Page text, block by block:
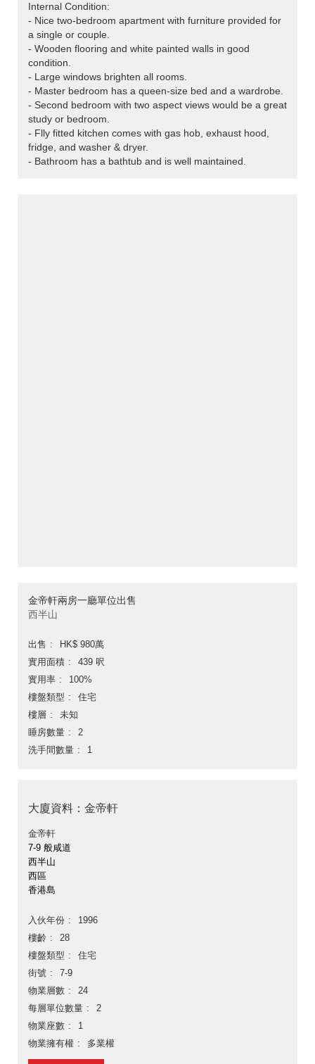
Internal Condition:
- Nice two-bedroom apartment with furniture provided for
a single or couple.
- Wooden flooring and white painted walls in good
condition.
- Large windows brighten all rooms.
- Master bedroom has a queen-size bed and a wardrobe.
- Second bedroom with two aspect views would be a great
study or bedroom.
- Flly fitted kitchen comes with gas hob, exhaust hood,
fridge, and washer & dryer.
- Bathroom has a bathtub and is well maintained.
金帝軒兩房一廳單位出售
西半山
出售
HK$ 980萬
實用面積
439 呎
實用率
100%
樓盤類型
住宅
樓層
未知
睡房數量
2
洗手間數量
1
大廈資料：金帝軒
金帝軒
7-9 般咸道
西半山
西區
香港島
入伙年份
1996
樓齡
28
樓盤類型
住宅
街號
7-9
物業層數
24
每層單位數量
2
物業座數
1
物業擁有權
多業權